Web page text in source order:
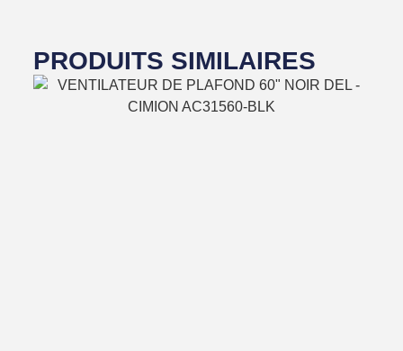
PRODUITS SIMILAIRES